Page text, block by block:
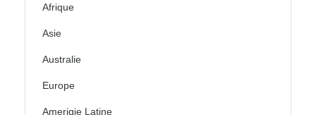
Afrique
Asie
Australie
Europe
Ameriqie Latine